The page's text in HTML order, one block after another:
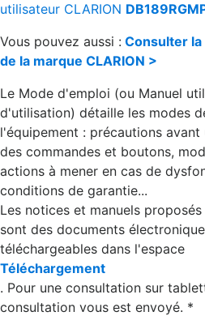
utilisateur CLARION
Vous pouvez aussi : Consulter
de la marque CLARION >
Le Mode d'emploi (ou Manuel
d'utilisation) détaille les modes
l'équipement : précautions
des commandes et boutons,
actions à mener en cas de
conditions de garantie...
Les notices et manuels
sont des documents
téléchargeables dans l'espace
Téléchargement
. Pour une consultation sur
consultation vous est envoyé. *